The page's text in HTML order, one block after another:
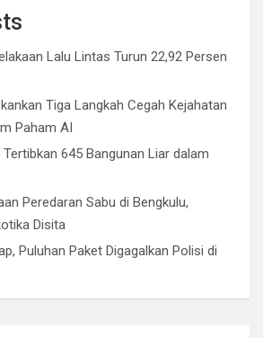
a
t
A
p
p
y
i
n
k
Lalu Lintas Turun 22,92 Persen
Tiga Langkah Cegah Kejahatan
Paham AI
645 Bangunan Liar dalam
Peredaran Sabu di Bengkulu,
Disita
Puluhan Paket Digagalkan Polisi di